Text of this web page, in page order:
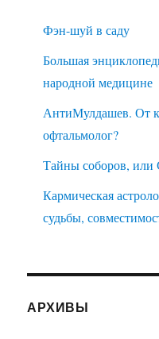
Фэн-шуй в саду
Большая
народной медицине
АнтиМулдашев. От
офтальмолог?
Тайны соборов,
Кармическая
судьбы,
АРХИВЫ